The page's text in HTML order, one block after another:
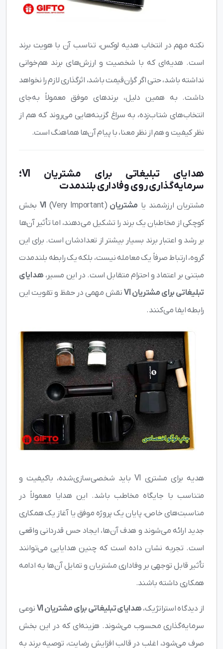
نکته مهم در انتخاب هدیه لوکس، تناسب آن با هویت برند
است. هدیه‌ای که با شخصیت و ارزش‌های برند هم‌خوانی
نداشته باشد، حتی اگر گران‌قیمت باشد، اثرگذاری لازم را نخواهد
داشت. به همین دلیل، برندهای موفق معمولاً به‌جای
انتخاب‌های شتاب‌زده، به سراغ گزینه‌هایی می‌روند که هم از
نظر کیفیت و هم از نظر معنا، با پیام آن‌ها هماهنگ است.
هدایای تبلیغاتی برای مشتریان VI؛
سرمایه‌گذاری روی وفاداری بلندمدت
مشتریان ارزشمند یا مشتریان VI
(Very Important) بخش
کوچکی از مخاطبان یک برند را تشکیل می‌دهند، اما تأثیر آن‌ها
بر رشد و اعتبار برند بسیار بیشتر از تعدادشان است. برای این
گروه، ارتباط صرفاً یک معامله نیست، بلکه یک رابطه بلندمدت
مبتنی بر اعتماد و احترام متقابل است. در این مسیر، هدایای
تبلیغاتی برای مشتریان VI
نقش مهمی در حفظ و تقویت این
رابطه ایفا می‌کنند.
هدیه برای مشتری VI باید شخصی‌سازی‌شده، باکیفیت و
متناسب با جایگاه مخاطب باشد. این هدایا معمولاً در
مناسبت‌های خاص، پایان یک پروژه موفق یا آغاز یک همکاری
جدید ارائه می‌شوند و هدف آن‌ها، ایجاد حس قدردانی واقعی
است. تجربه نشان داده است که چنین هدایایی می‌توانند
تأثیر قابل توجهی بر وفاداری مشتریان و تمایل آن‌ها به ادامه
همکاری داشته باشند.
از دیدگاه استراتژیک، هدایای تبلیغاتی برای مشتریان VI
نوعی
سرمایه‌گذاری محسوب می‌شوند. هزینه‌ای که در این بخش
صرف می‌شود، اغلب در قالب افزایش رضایت، توصیه برند به